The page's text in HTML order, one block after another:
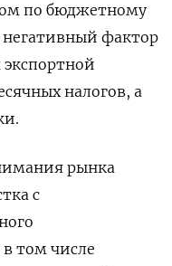
по бюджетному
негативный фактор
налогов, а
рынка
с
том числе